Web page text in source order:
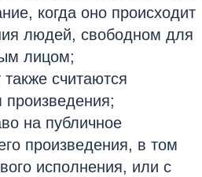
когда оно происходит
людей, свободном для
лицом;
считаются
произведения;
на публичное
произведения, в том
исполнения, или с